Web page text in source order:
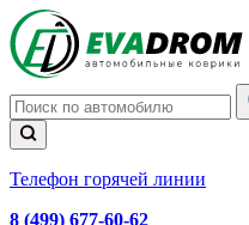
Телефон горячей линии
8 (499) 677-60-62